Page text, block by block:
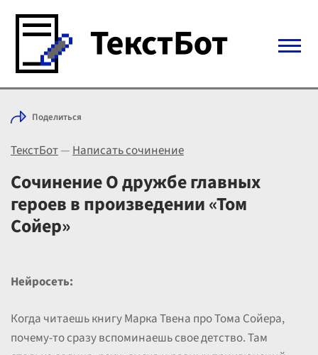
Войти с Telegram
Выбрать режим
Цены
Поделиться
ТекстБот—Написать сочинение
Сочинение О дружбе главных
героев в произведении «Том
Сойер»
Нейросеть:
Когда читаешь книгу Марка Твена про Тома Сойера,
почему-то сразу вспоминаешь свое детство. Там